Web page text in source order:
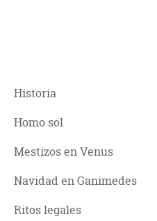
Historia
Homo sol
Mestizos en Venus
Navidad en Ganimedes
Ritos legales